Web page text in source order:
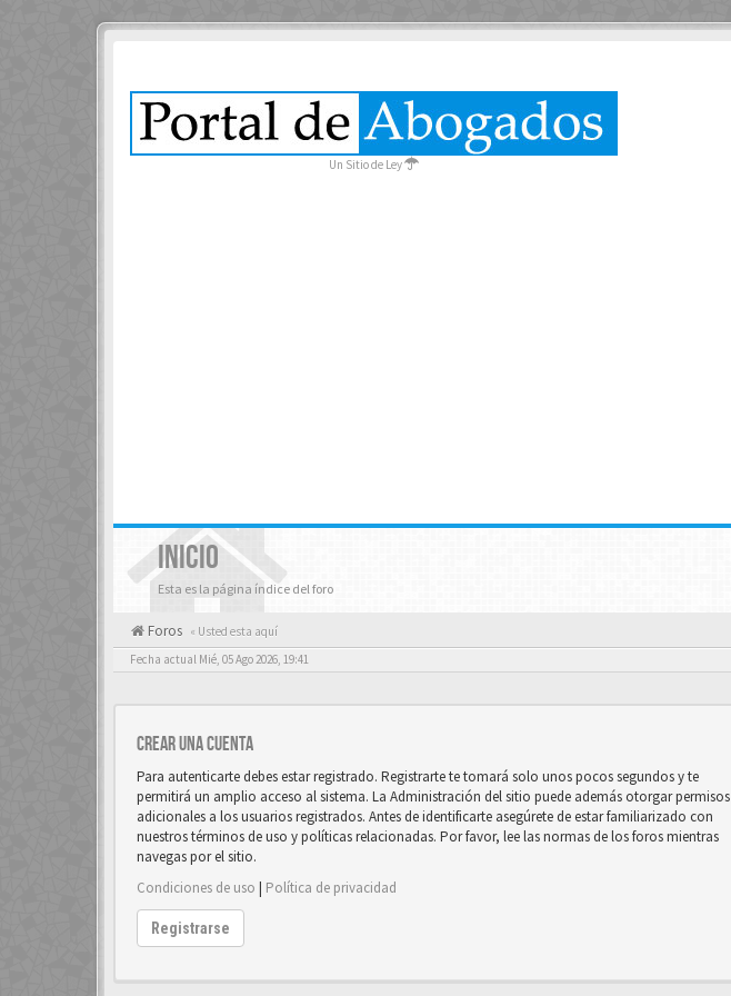
Un Sitio de Ley
INICIO
Esta es la página índice del foro
Foros « Usted esta aquí
Fecha actual Mié, 05 Ago 2026, 19:41
Crear una cuenta
Para autenticarte debes estar registrado. Registrarte te tomará solo unos pocos segundos y te
permitirá un amplio acceso al sistema. La Administración del sitio puede además otorgar permisos
adicionales a los usuarios registrados. Antes de identificarte asegúrete de estar familiarizado con
nuestros términos de uso y políticas relacionadas. Por favor, lee las normas de los foros mientras
navegas por el sitio.
Condiciones de uso | Política de privacidad
Registrarse